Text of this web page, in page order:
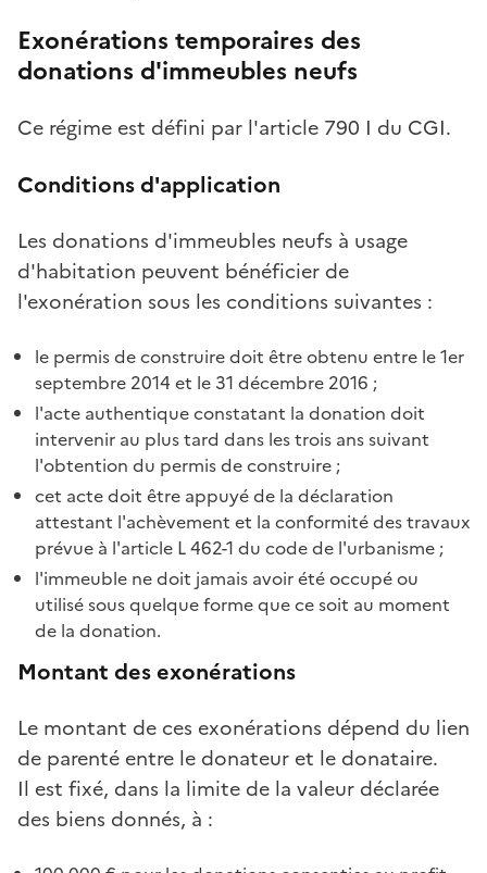
Exonérations temporaires des
donations d'immeubles neufs
Ce régime est défini par l'article 790 I du CGI.
Conditions d'application
Les donations d'immeubles neufs à usage
d'habitation peuvent bénéficier de
l'exonération sous les conditions suivantes :
le permis de construire doit être obtenu entre le 1er
septembre 2014 et le 31 décembre 2016 ;
l'acte authentique constatant la donation doit
intervenir au plus tard dans les trois ans suivant
l'obtention du permis de construire ;
cet acte doit être appuyé de la déclaration
attestant l'achèvement et la conformité des travaux
prévue à l'article L 462-1 du code de l'urbanisme ;
l'immeuble ne doit jamais avoir été occupé ou
utilisé sous quelque forme que ce soit au moment
de la donation.
Montant des exonérations
Le montant de ces exonérations dépend du lien
de parenté entre le donateur et le donataire.
Il est fixé, dans la limite de la valeur déclarée
des biens donnés, à :